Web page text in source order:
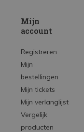
Mijn
account
Registreren
Mijn
bestellingen
Mijn tickets
Mijn verlanglijst
Vergelijk
producten